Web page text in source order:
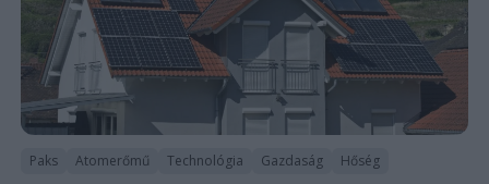
Paks Atomerőmű Technológia Gazdaság Hőség